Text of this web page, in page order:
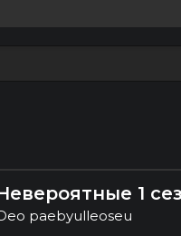
1
paebyulleoseu